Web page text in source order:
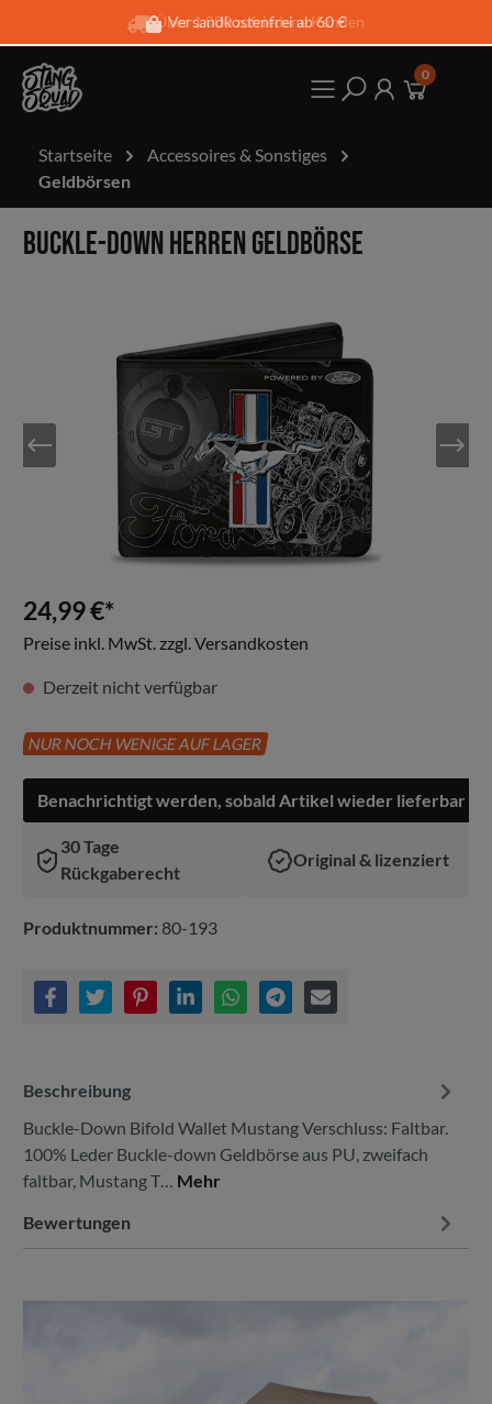
Über 1.000 zufriedene Kunden
Versandkostenfrei ab 60 €
0
Startseite
Accessoires & Sonstiges
Geldbörsen
Buckle-Down Herren Geldbörse
24,99 €*
Preise inkl. MwSt. zzgl. Versandkosten
Derzeit nicht verfügbar
NUR NOCH WENIGE AUF LAGER
Benachrichtigt werden, sobald Artikel wieder lieferbar
30 Tage
Rückgaberecht
Original & lizenziert
Produktnummer: 80-193
Beschreibung
Buckle-Down Bifold Wallet Mustang Verschluss: Faltbar.
100% Leder Buckle-down Geldbörse aus PU, zweifach
faltbar, Mustang T… Mehr
Bewertungen